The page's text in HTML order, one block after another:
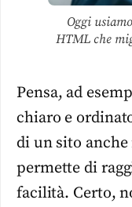
Oggi
HTML che
Pensa, ad
chiaro e
di un sito
permette di
facilità. Certo,